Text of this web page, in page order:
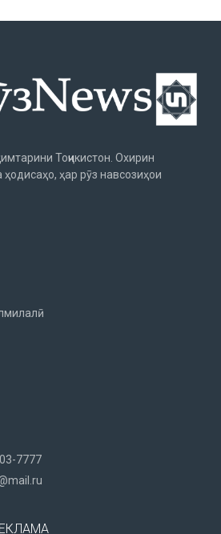
Тоҷикистон. Охирин
ҳар рӯз навсозиҳои
7777